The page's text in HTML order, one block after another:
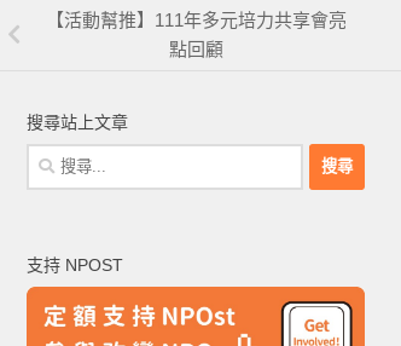
【活動幫推】111年多元培力共享會亮
點回顧
搜尋站上文章
搜
尋
字:
支持 NPOST